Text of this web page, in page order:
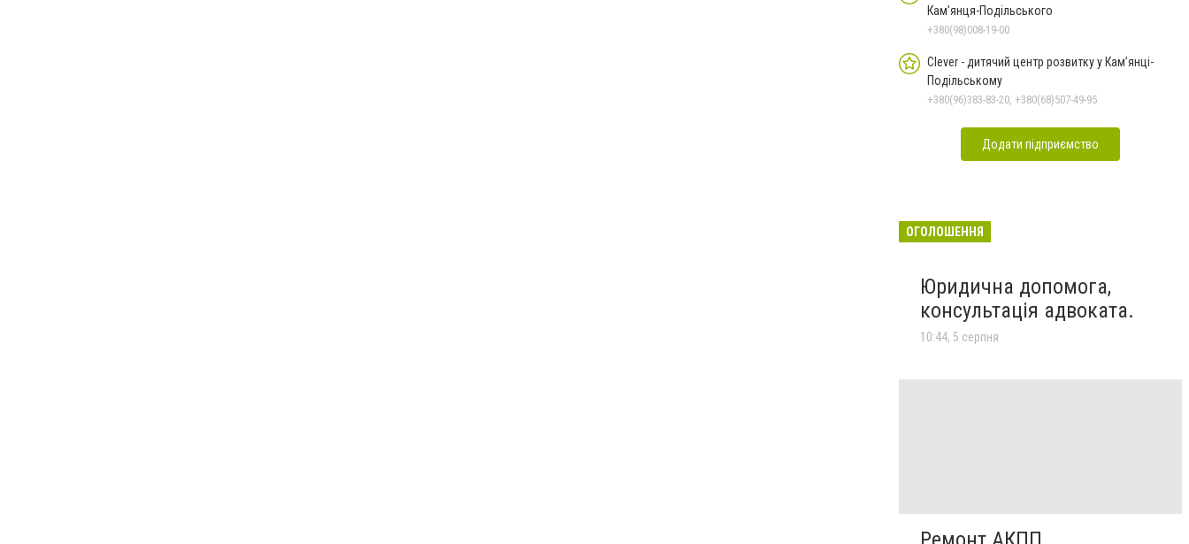
Кам’янця-Подільського
+380(98)008-19-00
Clever - дитячий центр розвитку у Кам’янці-
Подільському
+380(96)383-83-20, +380(68)507-49-95
Додати підприємство
ОГОЛОШЕННЯ
Юридична допомога,
консультація адвоката.
10:44, 5 серпня